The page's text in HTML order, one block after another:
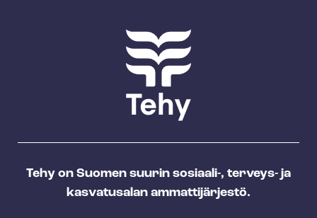
Tehy on Suomen suurin sosiaali-, terveys- ja
kasvatusalan ammattijärjestö.